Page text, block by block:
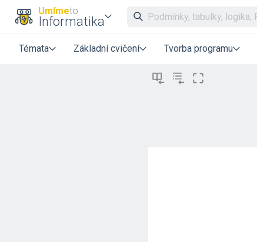
Umímeto
Informatika
Témata Základní cvičení Tvorba programu